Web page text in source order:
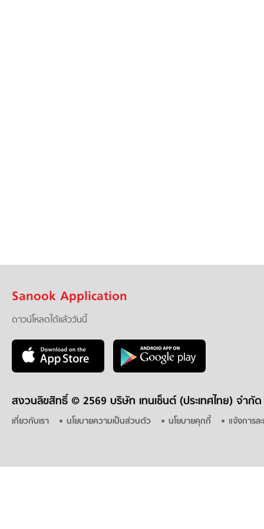
Sanook Application
ดาวน์โหลดได้แล้ววันนี้
สงวนลิขสิทธิ์ © 2569 บริษัท เทนเซ็นต์ (ประเทศไทย) จำกัด
เกี่ยวกับเรา นโยบายความเป็นส่วนตัว นโยบายคุกกี้ แจ้งการล